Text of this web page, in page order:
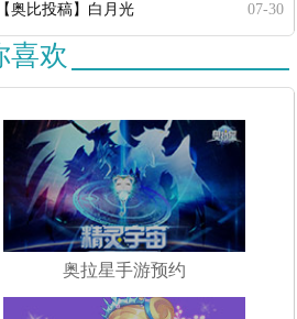
【奥比投稿】白月光 07-30
喜欢
奥拉星手游预约